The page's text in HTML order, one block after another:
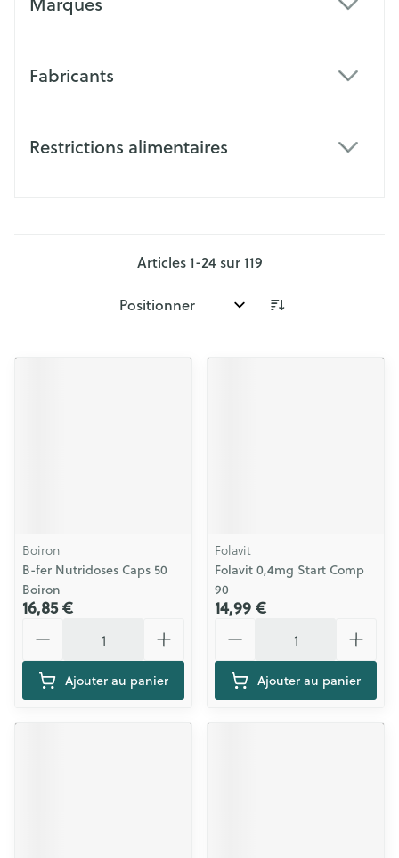
Fabricants
Restrictions alimentaires
Articles1-24sur119
Trier par:
Boiron
B-fer Nutridoses Caps 50
Boiron
16,85 €
Ajouter au panier
Folavit
Folavit 0,4mg Start Comp
90
14,99 €
Ajouter au panier